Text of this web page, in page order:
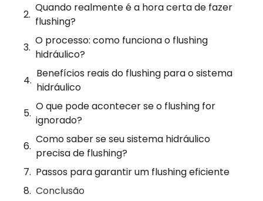
Quando realmente é a hora certa de fazer
flushing?
O processo: como funciona o flushing
hidráulico?
Benefícios reais do flushing para o sistema
hidráulico
O que pode acontecer se o flushing for
ignorado?
Como saber se seu sistema hidráulico
precisa de flushing?
Passos para garantir um flushing eficiente
Conclusão